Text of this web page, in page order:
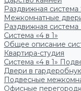
Раздвижная система
Межкомнатные
Раздвижная система
Система «4 в 1»
Общее описание
Квартира-студия
Система «4 в 1»
Двери в
Подвесные
Офисные